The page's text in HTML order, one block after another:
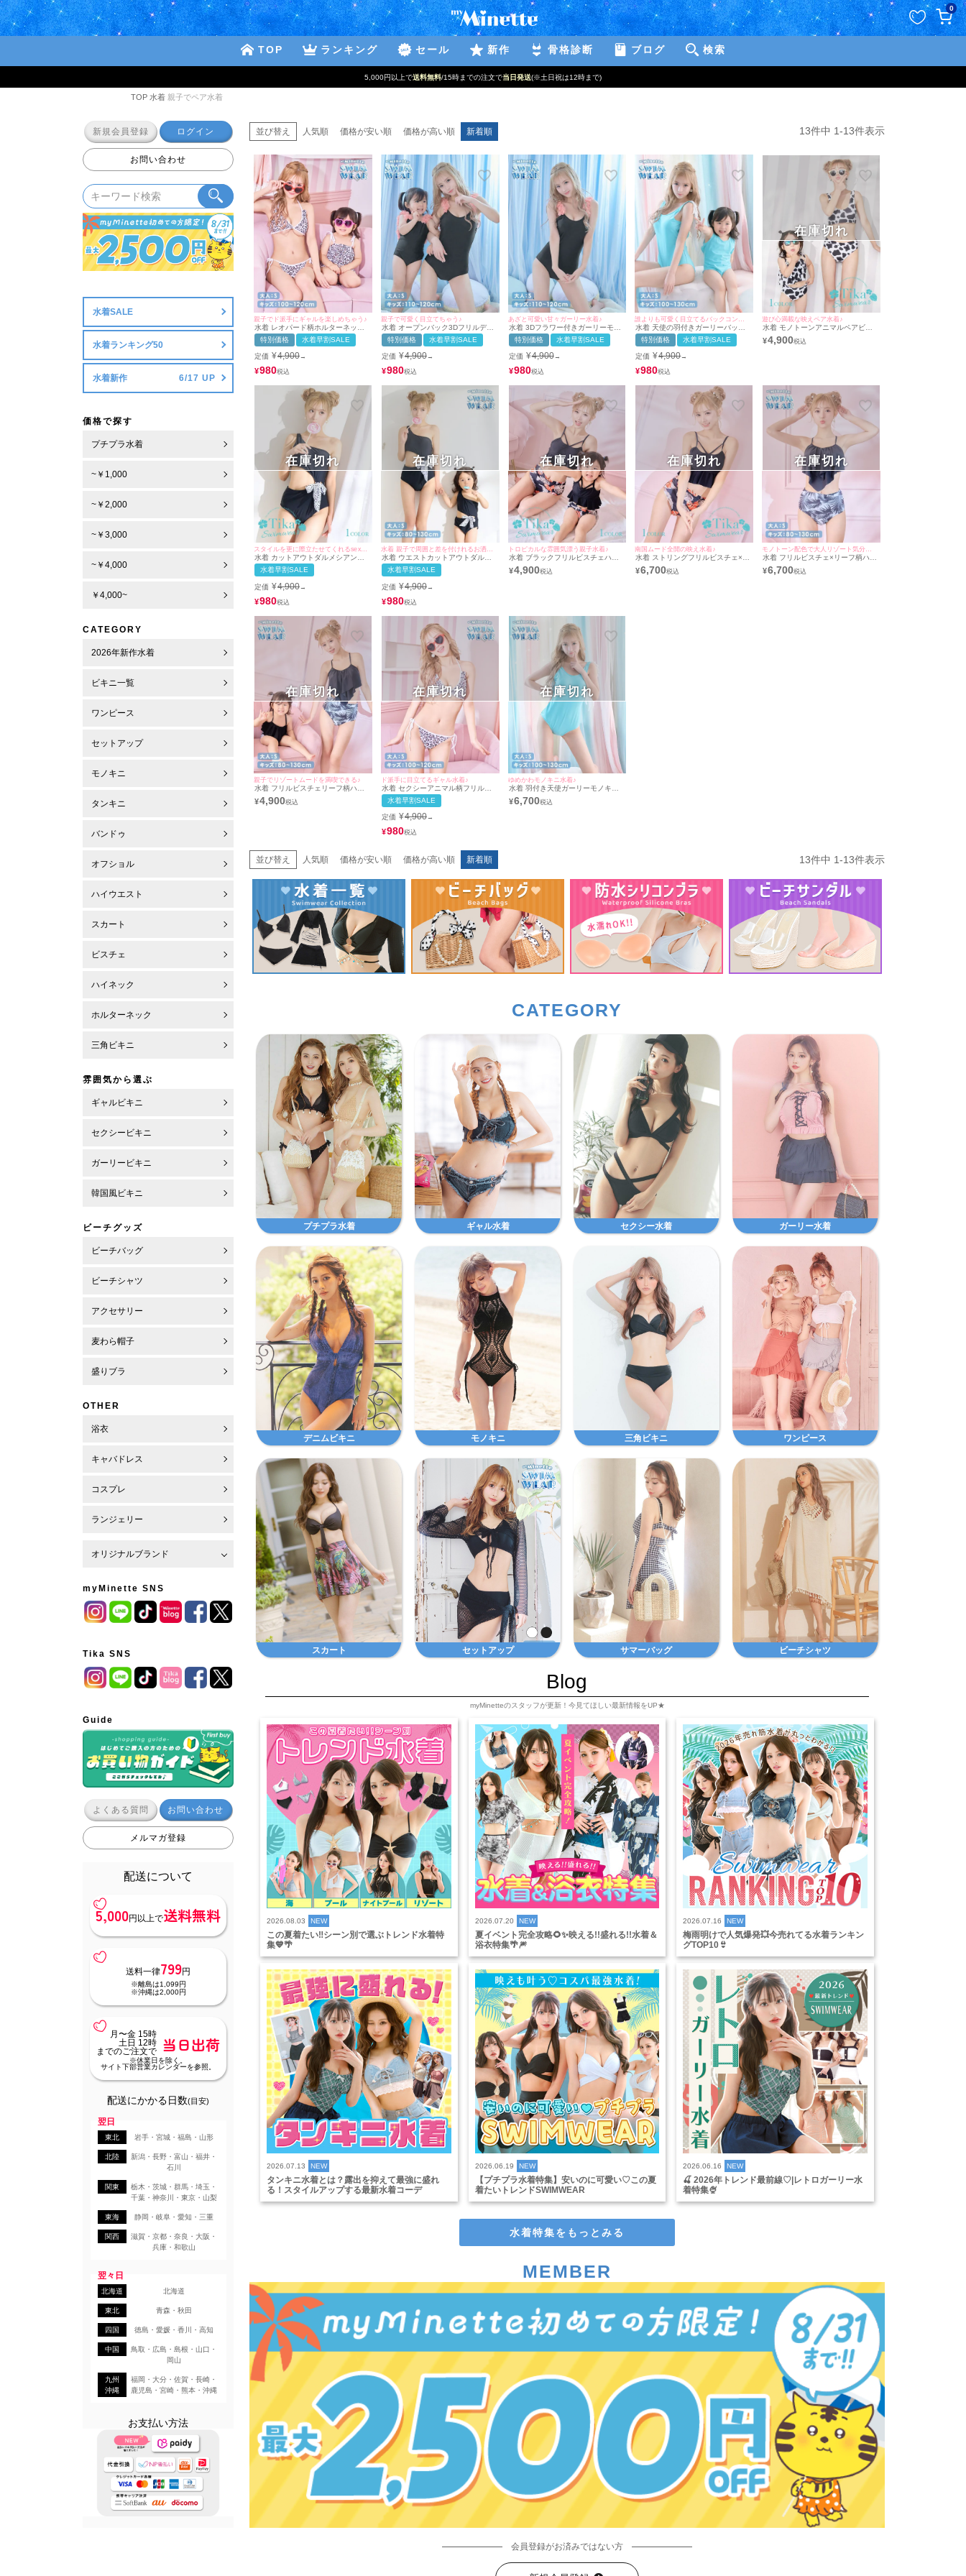
0
TOP ランキング セール 新作 骨格診断 ブログ 検索
5,000円以上で送料無料/15時までの注文で当日発送(※土日祝は12時まで)
TOP 水着 親子でペア水着
新規会員登録 ログイン
お問い合わせ
水着SALE
水着ランキング50
水着新作
価格で探す
プチプラ水着
~￥1,000
~￥2,000
~￥3,000
~￥4,000
￥4,000~
CATEGORY
2026年新作水着
ビキニ一覧
ワンピース
セットアップ
モノキニ
タンキニ
バンドゥ
オフショル
ハイウエスト
スカート
ビスチェ
ハイネック
ホルターネック
三角ビキニ
雰囲気から選ぶ
ギャルビキニ
セクシービキニ
ガーリービキニ
韓国風ビキニ
ビーチグッズ
ビーチバッグ
ビーチシャツ
アクセサリー
麦わら帽子
盛りブラ
OTHER
浴衣
キャバドレス
コスプレ
ランジェリー
オリジナルブランド
myMinette SNS
Tika SNS
Guide
よくある質問 お問い合わせ
メルマガ登録
配送について
5,000円以上で送料無料
送料一律799円
※離島は1,099円
※沖縄は2,000円
月〜金 15時
土日 12時
までのご注文で
当日出荷
※休業日を除く。
サイト下部営業カレンダーを参照。
配送にかかる日数(目安)
翌日
東北 岩手・宮城・福島・山形
北陸
新潟・長野・富山・福井・
石川
関東
栃木・茨城・群馬・埼玉・
千葉・神奈川・東京・山梨
東海 静岡・岐阜・愛知・三重
関西
滋賀・京都・奈良・大阪・
兵庫・和歌山
翌々日
北海道 北海道
東北 青森・秋田
四国 徳島・愛媛・香川・高知
中国
鳥取・広島・島根・山口・
岡山
九州
沖縄
福岡・大分・佐賀・長崎・
鹿児島・宮崎・熊本・沖縄
お支払い方法
並び替え 人気順 価格が安い順 価格が高い順 新着順 13件中 1-13件表示
親子でド派手にギャルを楽しめちゃう♪
水着 レオパード柄ホルターネック
ペアフリルビキニ
特別価格 水着早割SALE
定価 ¥4,900→
¥980
親子で可愛く目立てちゃう♪
水着 オープンバック3Dフリルデザ
インガーリーペアモノキニビキニ
特別価格 水着早割SALE
定価 ¥4,900→
¥980
あざと可愛い甘々ガーリー水着♪
水着 3Dフラワー付きガーリーモノ
キニビキニ
特別価格 水着早割SALE
定価 ¥4,900→
¥980
水着 天使の羽付きガーリーバック
コンシャスペアモノキニビキニ
特別価格 水着早割SALE
定価 ¥4,900→
¥980
遊び心満載な映えペア水着♪
水着 モノトーンアニマルペアビキ
¥4,900
在庫切れ
水着 カットアウトダルメシアンリ
ボンワンショルダーモノキニハイウ
エストビキニ
水着早割SALE
定価 ¥4,900→
¥980
在庫切れ
水着 ウエストカットアウトダルメ
シアンプリントリボンワンショルダ
ーペアモノキニビキニ
水着早割SALE
定価 ¥4,900→
¥980
在庫切れ
トロピカルな雰囲気漂う親子水着♪
水着 ブラックフリルビスチェハワ
イアンリーフ柄ペアハイウエストビ
キニ
¥4,900
在庫切れ
南国ムード全開の映え水着♪
水着 ストリングフリルビスチェ×ハ
ワイアンリーフ柄ハイウエストビキ
ニ
¥6,700
在庫切れ
水着 フリルビスチェ×リーフ柄ハイ
ウエストモノトーンホルターネック
ビキニ
¥6,700
在庫切れ
親子でリゾートムードを満喫できる♪
水着 フリルビスチェリーフ柄ハイ
ウエストホルターネックビキニ
¥4,900
在庫切れ
ド派手に目立てるギャル水着♪
水着 セクシーアニマル柄フリル三
角ホルターネックビキニ
水着早割SALE
定価 ¥4,900→
¥980
在庫切れ
ゆめかわモノキニ水着♪
水着 羽付き天使ガーリーモノキニ
ビキニ
¥6,700
在庫切れ
並び替え 人気順 価格が安い順 価格が高い順 新着順 13件中 1-13件表示
CATEGORY
プチプラ水着 ギャル水着 セクシー水着 ガーリー水着
デニムビキニ モノキニ 三角ビキニ ワンピース
スカート セットアップ サマーバッグ ビーチシャツ
Blog
myMinetteのスタッフが更新！今見てほしい最新情報をUP★
2026.08.03 NEW
この夏着たい‼️シーン別で選ぶトレンド水着特
集💙🌴
2026.07.20 NEW
夏イベント完全攻略🌻✨映える!!盛れる!!水着＆
浴衣特集🌴🎆
2026.07.16 NEW
梅雨明けで人気爆発💥今売れてる水着ランキン
グTOP10👙
2026.07.13 NEW
タンキニ水着とは？露出を抑えて最強に盛れ
る！スタイルアップする最新水着コーデ
2026.06.19 NEW
【プチプラ水着特集】安いのに可愛い♡この夏
着たいトレンドSWIMWEAR
2026.06.16 NEW
🍒 2026年トレンド最前線♡|レトロガーリー水
着特集🍨
水着特集をもっとみる
MEMBER
会員登録がお済みではない方
ペー
ジト
ップ